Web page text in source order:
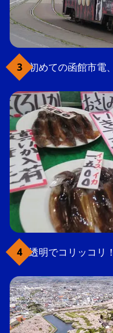
初めての函館市電
透明でコリッコリ